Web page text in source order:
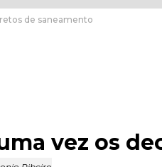
de saneamento
vez os